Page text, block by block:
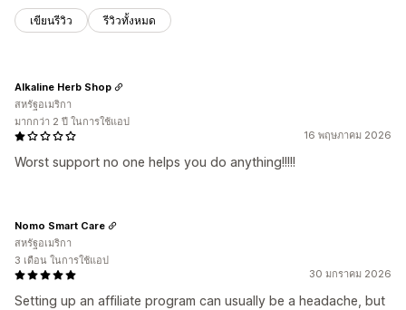
เขียนรีวิว รีวิวทั้งหมด
16 พฤษภาคม 2026
Worst support no one helps you do anything!!!!!
Alkaline Herb Shop
สหรัฐอเมริกา
มากกว่า 2 ปี ในการใช้แอป
30 มกราคม 2026
Setting up an affiliate program can usually be a headache, but
Nomo Smart Care
สหรัฐอเมริกา
3 เดือน ในการใช้แอป